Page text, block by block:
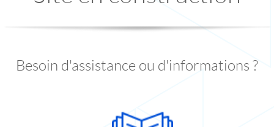
Besoin d'assistance ou d'informations ?